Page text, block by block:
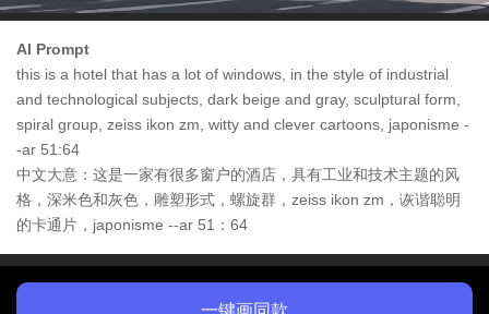
AI Prompt
this is a hotel that has a lot of windows, in the style of industrial
and technological subjects, dark beige and gray, sculptural form,
spiral group, zeiss ikon zm, witty and clever cartoons, japonisme -
-ar 51:64
中文大意：这是一家有很多窗户的酒店，具有工业和技术主题的风
格，深米色和灰色，雕塑形式，螺旋群，zeiss ikon zm，诙谐聪明
的卡通片，japonisme --ar 51：64
一键画同款